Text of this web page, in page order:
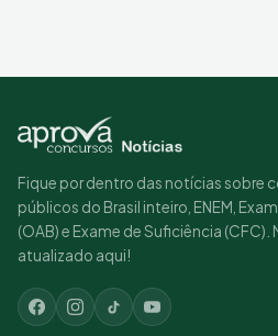
Fique por dentro das notícias sobre
públicos do Brasil inteiro, ENEM,
(OAB) e Exame de Suficiência
atualizado aqui!